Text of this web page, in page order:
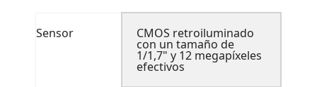
Sensor CMOS retroiluminado
con un tamaño de
1/1,7" y 12 megapíxeles
efectivos